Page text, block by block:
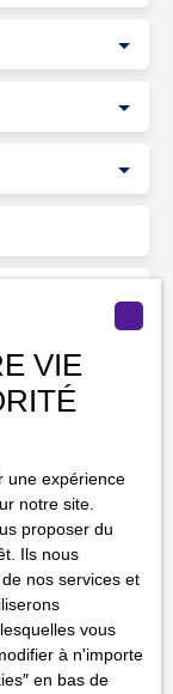
personnelles
pas faire
téléphonique,
la liste
prévu par
sur le site
adressé à :
41013
vos données
de
VIE
une expérience
notre site.
proposer du
Ils nous
nos services et
vous
à n'importe
en bas de